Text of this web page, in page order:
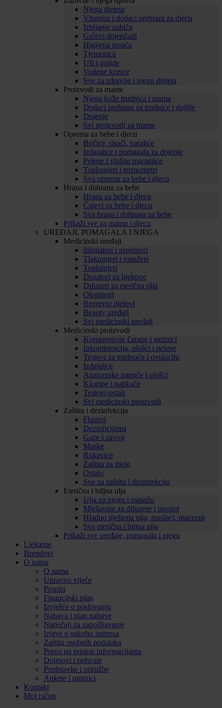
Njega djeteta
Vitamini i dodaci prehrani za djecu
Izbijanje zubića
Grčevi dojenčadi
Higijena nosića
Tjemenica
Uši i gnjide
Vodene kozice
Sve za zdravlje i njegu djeteta
Proizvodi za mame
Njega kože trudnica i mama
Dodaci prehrani za trudnice i dojilje
Dojenje
Svi proizvodi za mame
Oprema za bebe i djecu
Bočice, sisači, varalice
Izdajalice i pomagala za dojenje
Pelene i vlažne maramice
Toplomjeri i termometri
Sva oprema za bebe i djecu
Hrana i dohrana za bebe
Hrana za bebe i djecu
Čajevi za bebe i djecu
Sva hrana i dohrana za bebe
Prikaži sve za mamu i djecu
UREĐAJI, POMAGALA I NJEGA
Medicinski uređaji
Inhalatori i aspiratori
Tlakomjeri i manžete
Toplomjeri
Dozatori za lijekove
Difuzeri za eterična ulja
Oksimetri
Rezervni djelovi
Beauty uređaji
Svi medicinski uređaji
Medicinski proizvodi
Kompresivne čarape i steznici
Inkontinencija, ulošci i pelene
Testovi za trudnoću i ovulaciju
Izdajalice
Anatomske papuče i ulošci
Klompe i natikače
Testovi-ostali
Svi medicinski proizvodi
Zaštita i dezinfekcija
Flasteri
Dezinficijensi
Gaze i zavoji
Maske
Rukavice
Zaštita za tijelo
Ostalo
Sve za zaštitu i dezinfekciju
Eterična i biljna ulja
Ulja za njegu i masažu
Mješavine za difuzere i prostor
Hladno tiještena ulja, maslaci, macerati
Sva eterična i biljna ulja
Prikaži sve uređaje, pomagala i njegu
Ljekarne
Brendovi
O nama
O nama
Upravno vijeće
Propisi
Financijski plan
Izvješće o poslovanju
Nabava i plan nabave
Natječaji za zapošljavanje
Izjave o sukobu interesa
Zaštita osobnih podataka
Pravo na pristup informacijama
Dojmovi i pohvale
Predstavke i pritužbe
Ankete i upitnici
Kontakt
Moj račun